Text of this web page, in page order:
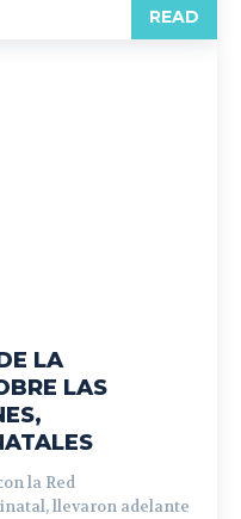
READ
LA
LAS
la Red
llevaron adelante